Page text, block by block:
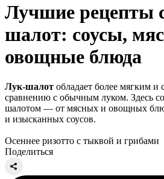
Лучшие рецепты
шалот: соусы,
овощные блюда
Лук-шалот обладает более мягким и
сравнению с обычным луком. Здесь
шалотом — от мясных и овощных
и изысканных соусов.
Осеннее ризотто с тыквой и грибами
Поделиться